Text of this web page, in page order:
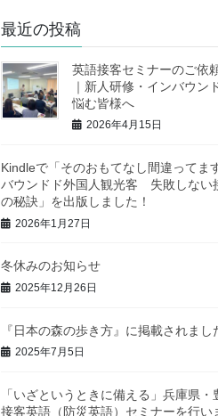
最近の投稿
英語接客セミナーのご依
｜新人研修・インバウン
悩む皆様へ
2026年4月15日
Kindleで「そのおもてなし間違ってま
バウンドド外国人観光客 失敗しない
の秘訣」を出版しました！
2026年1月27日
冬休みのお知らせ
2025年12月26日
『日本の森の歩き方』に掲載されまし
2025年7月5日
「いざというときに備える」兵庫県・
接客英語（防災英語）セミナーを行い